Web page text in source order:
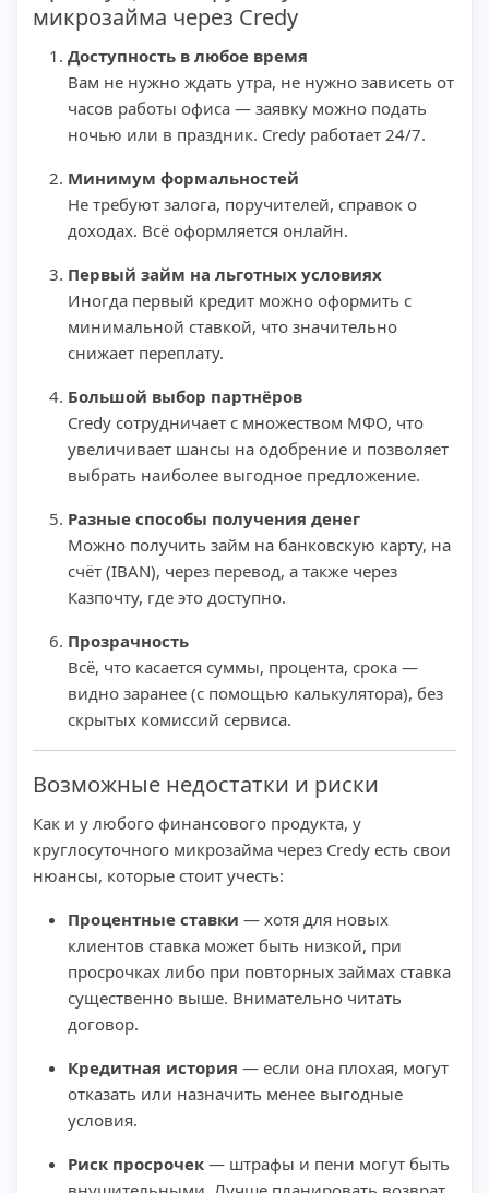
микрозайма через Credy
Доступность в любое время
Вам не нужно ждать утра, не нужно зависеть от
часов работы офиса — заявку можно подать
ночью или в праздник. Credy работает 24/7.
Минимум формальностей
Не требуют залога, поручителей, справок о
доходах. Всё оформляется онлайн.
Первый займ на льготных условиях
Иногда первый кредит можно оформить с
минимальной ставкой, что значительно
снижает переплату.
Большой выбор партнёров
Credy сотрудничает с множеством МФО, что
увеличивает шансы на одобрение и позволяет
выбрать наиболее выгодное предложение.
Разные способы получения денег
Можно получить займ на банковскую карту, на
счёт (IBAN), через перевод, а также через
Казпочту, где это доступно.
Прозрачность
Всё, что касается суммы, процента, срока —
видно заранее (с помощью калькулятора), без
скрытых комиссий сервиса.
Возможные недостатки и риски
Как и у любого финансового продукта, у
круглосуточного микрозайма через Credy есть свои
нюансы, которые стоит учесть:
Процентные ставки — хотя для новых
клиентов ставка может быть низкой, при
просрочках либо при повторных займах ставка
существенно выше. Внимательно читать
договор.
Кредитная история — если она плохая, могут
отказать или назначить менее выгодные
условия.
Риск просрочек — штрафы и пени могут быть